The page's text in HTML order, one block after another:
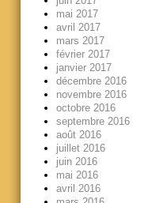
mai 2017
avril 2017
mars 2017
février 2017
janvier 2017
décembre 2016
novembre 2016
octobre 2016
septembre 2016
août 2016
juillet 2016
juin 2016
mai 2016
avril 2016